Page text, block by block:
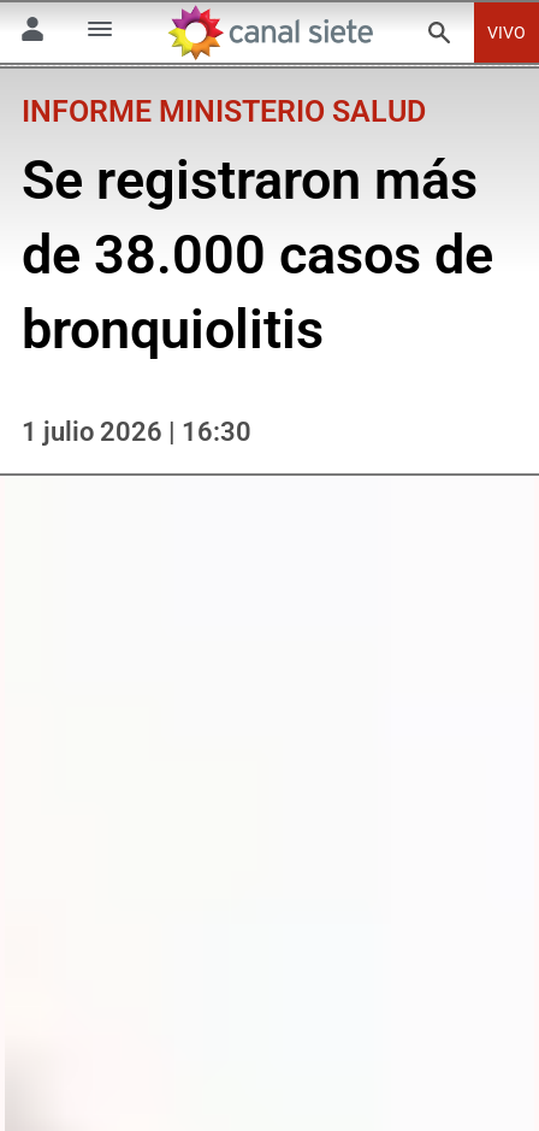
VIVO
INFORME MINISTERIO SALUD
Se registraron más
de 38.000 casos de
bronquiolitis
1 julio 2026 | 16:30